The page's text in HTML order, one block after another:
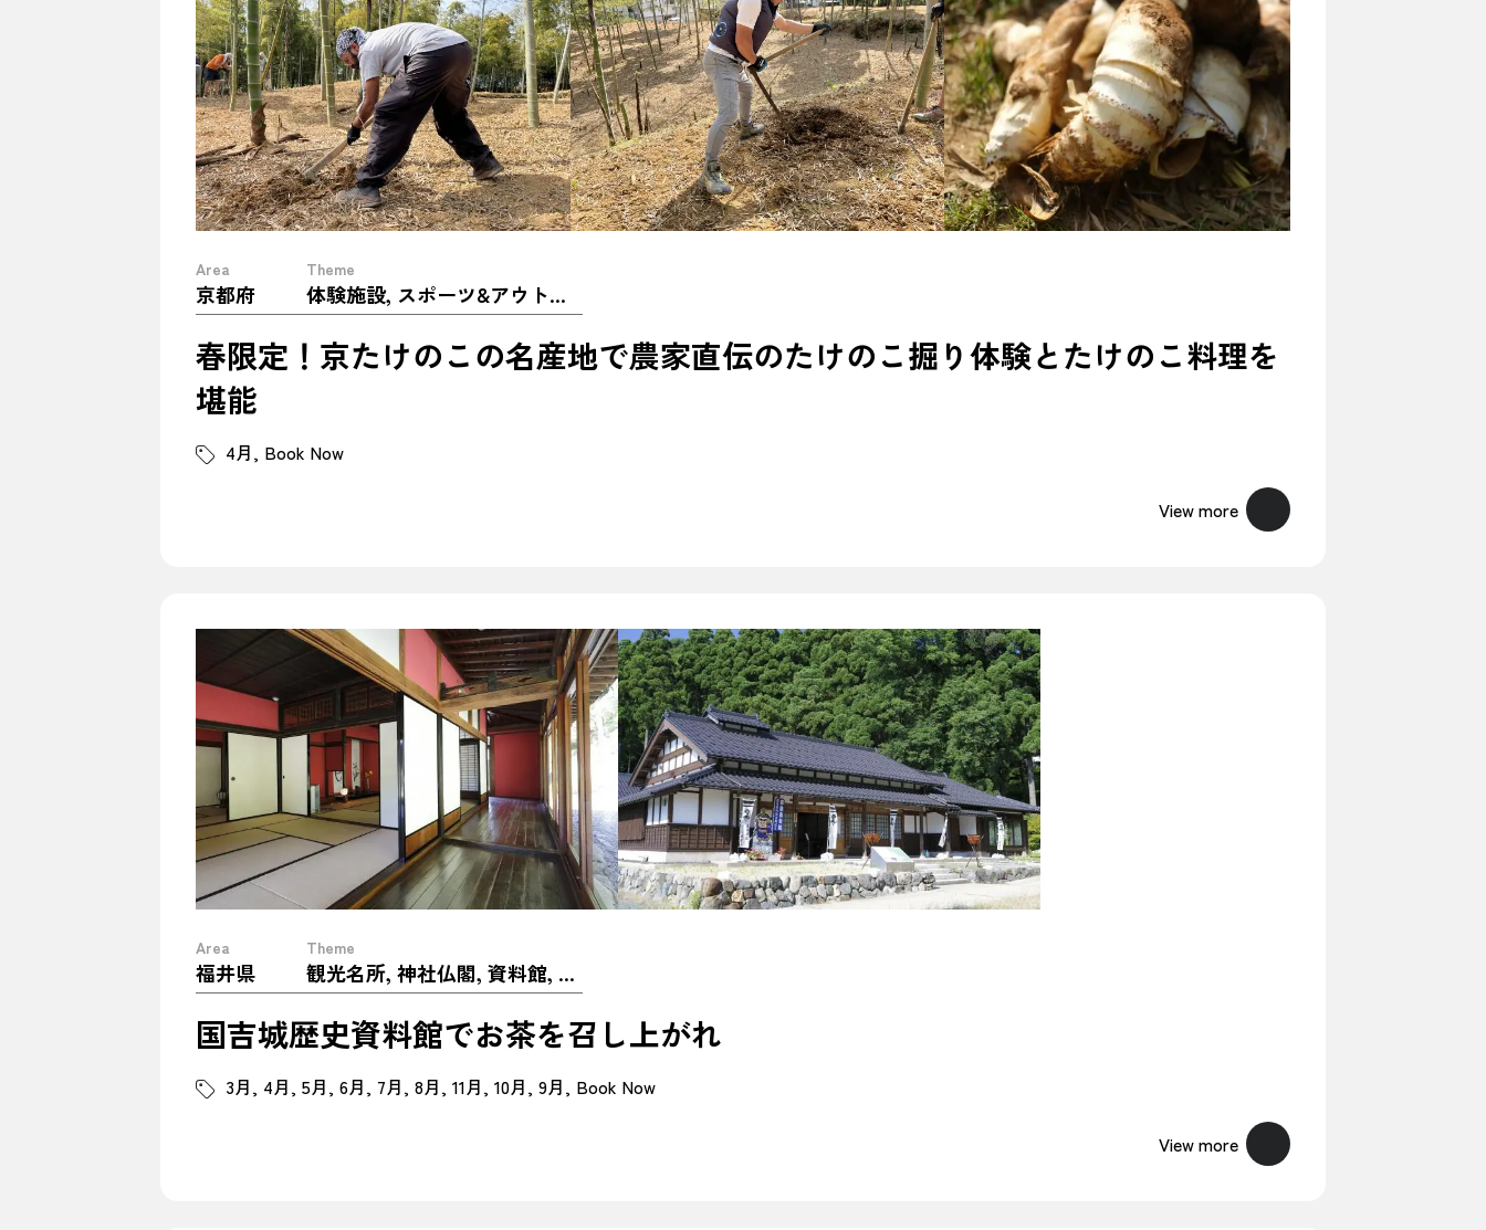
Area
京都府
Theme
体験施設, スポーツ&アウトドア, グルメ体験
春限定！京たけのこの名産地で農家直伝のたけのこ掘り体験とたけのこ料理を
堪能
4月 Book Now
View more
Area
福井県
Theme
観光名所, 神社仏閣, 資料館, 体験施設
国吉城歴史資料館でお茶を召し上がれ
3月 4月 5月 6月 7月 8月 11月 10月 9月 Book Now
View more